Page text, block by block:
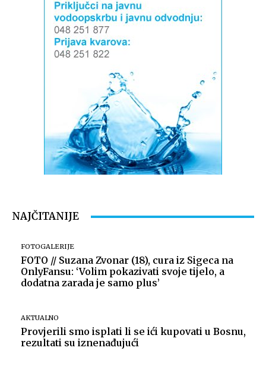
NAJČITANIJE
FOTOGALERIJE
FOTO // Suzana Zvonar (18), cura iz Sigeca na
OnlyFansu: ‘Volim pokazivati svoje tijelo, a
dodatna zarada je samo plus’
AKTUALNO
Provjerili smo isplati li se ići kupovati u Bosnu,
rezultati su iznenađujući